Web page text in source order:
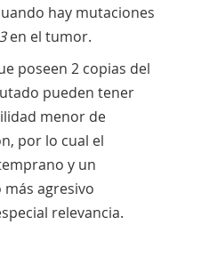
hay mutaciones
en el tumor.
poseen 2 copias del
pueden tener
menor de
por lo cual el
y un
agresivo
relevancia.